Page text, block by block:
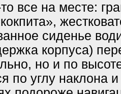
все на месте:
сиденье
корпуса)
но и по
по углу наклона